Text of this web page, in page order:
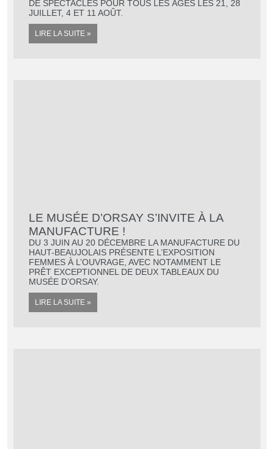
SERVICES AU
QUOTIDIEN
DE SPECTACLES POUR TOUS LES ÂGES LES 21, 28
JUILLET, 4 ET 11 AOÛT.
LIRE LA SUITE »
LE MUSÉE D’ORSAY S’INVITE À LA
MANUFACTURE !
DU 3 JUIN AU 20 DÉCEMBRE LA MANUFACTURE DU
HAUT-BEAUJOLAIS PRÉSENTE L’EXPOSITION
FEMMES À L’OUVRAGE, AVEC NOTAMMENT LE
PRÊT EXCEPTIONNEL DE DEUX TABLEAUX DU
MUSÉE D’ORSAY.
LIRE LA SUITE »